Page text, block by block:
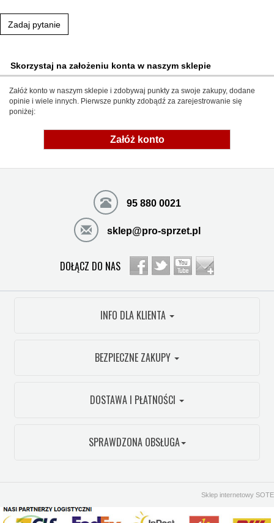
Zadaj pytanie
Skorzystaj na założeniu konta w naszym sklepie
Załóż konto w naszym sklepie i zdobywaj punkty za swoje zakupy, dodane
opinie i wiele innych. Pierwsze punkty zdobądź za zarejestrowanie się
poniżej:
Załóż konto
95 880 0021
sklep@pro-sprzet.pl
DOŁĄCZ DO NAS
INFO DLA KLIENTA
BEZPIECZNE ZAKUPY
DOSTAWA I PŁATNOŚCI
SPRAWDZONA OBSŁUGA
Sklep internetowy SOTE